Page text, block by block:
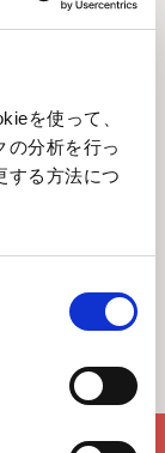
を使って、
の分析を行っ
する方法につ